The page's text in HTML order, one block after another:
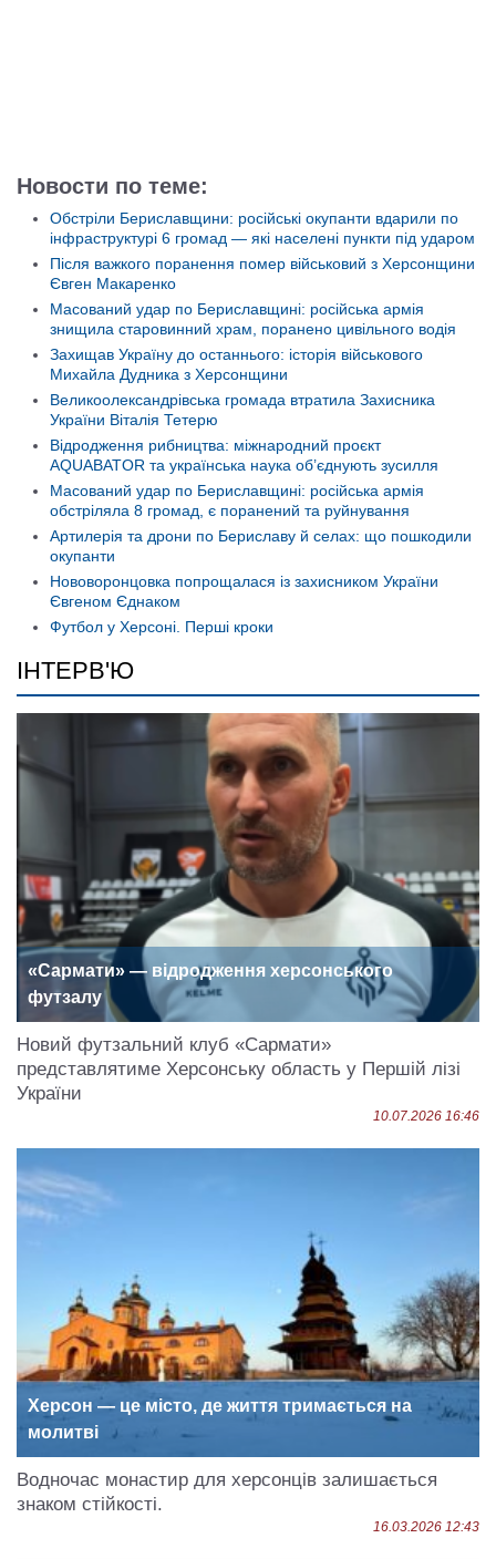
Новости по теме:
Обстріли Бериславщини: російські окупанти вдарили по
інфраструктурі 6 громад — які населені пункти під ударом
Після важкого поранення помер військовий з Херсонщини
Євген Макаренко
Масований удар по Бериславщині: російська армія
знищила старовинний храм, поранено цивільного водія
Захищав Україну до останнього: історія військового
Михайла Дудника з Херсонщини
Великоолександрівська громада втратила Захисника
України Віталія Тетерю
Відродження рибництва: міжнародний проєкт
AQUABATOR та українська наука об’єднують зусилля
Масований удар по Бериславщині: російська армія
обстріляла 8 громад, є поранений та руйнування
Артилерія та дрони по Бериславу й селах: що пошкодили
окупанти
Нововоронцовка попрощалася із захисником України
Євгеном Єднаком
Футбол у Херсоні. Перші кроки
ІНТЕРВ'Ю
«Сармати» — відродження херсонського
футзалу
Новий футзальний клуб «Сармати»
представлятиме Херсонську область у Першій лізі
України
10.07.2026 16:46
Херсон — це місто, де життя тримається на
молитві
Водночас монастир для херсонців залишається
знаком стійкості.
16.03.2026 12:43